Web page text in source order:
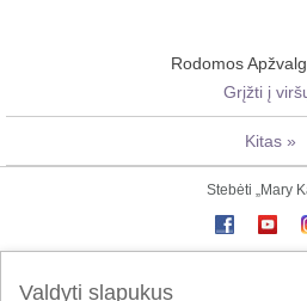
Rodomos
Grįžti į
Kitas »
Stebėti „Mary
„Mary Kay“ online
Valdyti slapukus